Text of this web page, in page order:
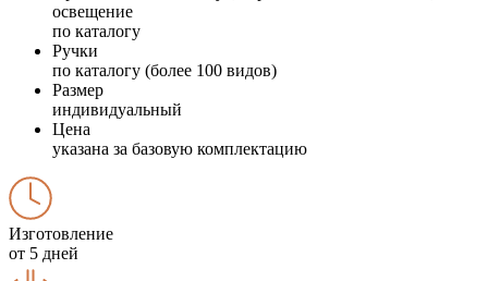
освещение
по каталогу
Ручки
по каталогу (более 100 видов)
Размер
индивидуальный
Цена
указана за базовую комплектацию
Изготовление
от 5 дней